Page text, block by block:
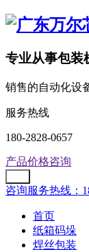
专业从事包装
销售的自动化设
服务热线
180-2828-0657
产品价格咨询
咨询服务热线：
首页
纸箱码垛
焊丝包装